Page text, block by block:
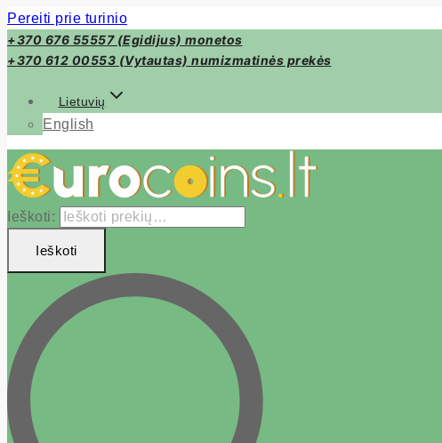
Pereiti prie turinio
+370 676 55557 (Egidijus) monetos
+370 612 00553 (Vytautas) numizmatinės prekės
Lietuvių
English
Ieškoti:
Ieškoti